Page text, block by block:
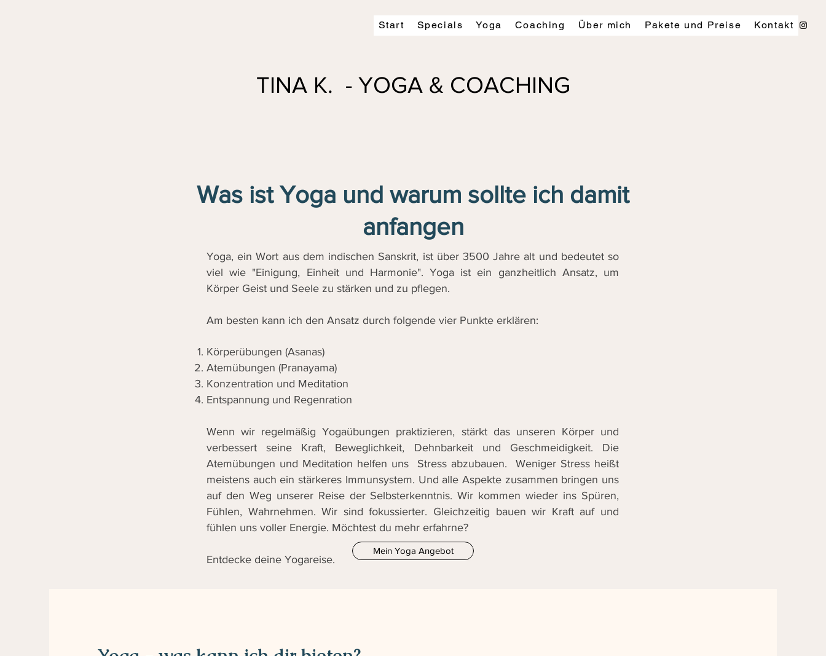
Start Specials Yoga Coaching Über mich Pakete und Preise Kontakt
TINA K. - YOGA & COACHING
Was ist Yoga und warum sollte ich damit
anfangen
Yoga, ein Wort aus dem indischen Sanskrit, ist über 3500 Jahre alt und bedeutet so
viel wie "Einigung, Einheit und Harmonie". Yoga ist ein ganzheitlich Ansatz, um
Körper Geist und Seele zu stärken und zu pflegen.
Am besten kann ich den Ansatz durch folgende vier Punkte erklären:
Körperübungen (Asanas)
Atemübungen (Pranayama)
Konzentration und Meditation
Entspannung und Regenration
Wenn wir regelmäßig Yogaübungen praktizieren, stärkt das unseren Körper und
verbessert seine Kraft, Beweglichkeit, Dehnbarkeit und Geschmeidigkeit. Die
Atemübungen und Meditation helfen uns Stress abzubauen. Weniger Stress heißt
meistens auch ein stärkeres Immunsystem. Und alle Aspekte zusammen bringen uns
auf den Weg unserer Reise der Selbsterkenntnis. Wir kommen wieder ins Spüren,
Fühlen, Wahrnehmen. Wir sind fokussierter. Gleichzeitig bauen wir Kraft auf und
fühlen uns voller Energie. Möchtest du mehr erfahrne?
Entdecke deine Yogareise.
Mein Yoga Angebot